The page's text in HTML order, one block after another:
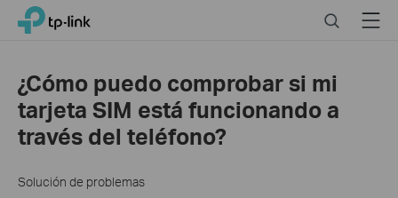
Click
navigation
bar
TP-Link, Reliably Smart SearchMenu
¿Cómo puedo comprobar si mi
tarjeta SIM está funcionando a
través del teléfono?
Solución de problemas